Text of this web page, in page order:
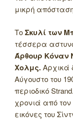
μικρή
ΤοΣκυλί των
τέσσερα
Άρθουρ Κόναν
Χολμς.Αρχικά
Αύγουστο του
περιοδικό
χρονιά από τον
εικόνες του